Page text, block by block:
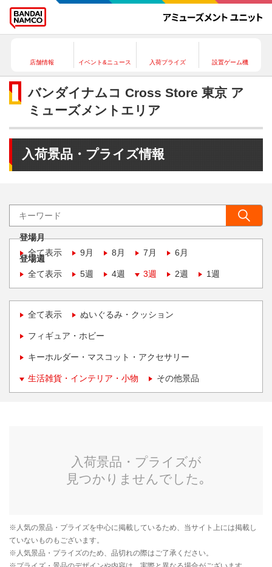
店舗情報 イベント&ニュース 入荷プライズ 設置ゲーム機
バンダイナムコ Cross Store 東京 ア
ミューズメントエリア
入荷景品・プライズ情報
登場月
全て表示
9月 8月 7月 6月
登場週
全て表示
5週 4週 3週 2週 1週
全て表示 ぬいぐるみ・クッション
フィギュア・ホビー
キーホルダー・マスコット・アクセサリー
生活雑貨・インテリア・小物 その他景品